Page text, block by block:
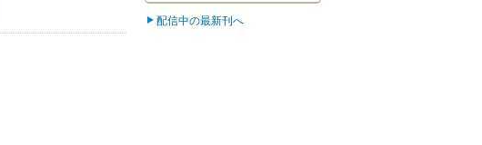
配信中の最新刊へ